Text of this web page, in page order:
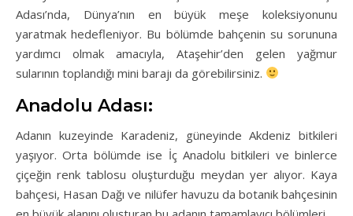
Adası’nda, Dünya’nın en büyük meşe koleksiyonunu
yaratmak hedefleniyor. Bu bölümde bahçenin su sorununa
yardımcı olmak amacıyla, Ataşehir’den gelen yağmur
sularının toplandığı mini barajı da görebilirsiniz.
Anadolu Adası:
Adanın kuzeyinde Karadeniz, güneyinde Akdeniz bitkileri
yaşıyor. Orta bölümde ise İç Anadolu bitkileri ve binlerce
çiçeğin renk tablosu oluşturduğu meydan yer alıyor. Kaya
bahçesi, Hasan Dağı ve nilüfer havuzu da botanik bahçesinin